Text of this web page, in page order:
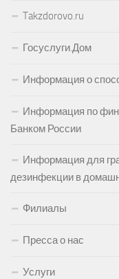
Takzdorovo.ru
Госуслуги.Дом
Информация о
Информация по
Банком России
Информация для
дезинфекции в
Филиалы
Пресса о нас
Услуги